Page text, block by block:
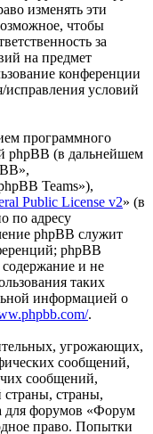
изменять эти
чтобы
за
на предмет
конференции
условий
программного
phpBB (в дальнейшем
Teams»),
Public License v2» (в
по адресу
phpBB служит
phpBB
содержание и не
таких
информацией о
.
угрожающих,
сообщений,
сообщений,
страны,
для форумов «Форум
право. Попытки